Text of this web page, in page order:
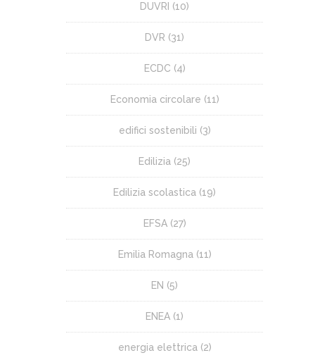
DUVRI (10)
DVR (31)
ECDC (4)
Economia circolare (11)
edifici sostenibili (3)
Edilizia (25)
Edilizia scolastica (19)
EFSA(27)
Emilia Romagna(11)
EN (5)
ENEA (1)
energia elettrica(2)